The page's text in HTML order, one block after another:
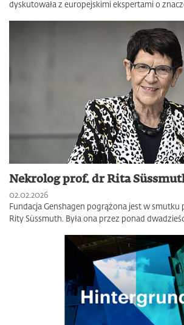
dyskutowała z europejskimi ekspertami o
Nekrolog prof. dr Rita
02.02.2026
Fundacja Genshagen pogrążona jest w smutku
Rity Süssmuth. Była ona przez ponad